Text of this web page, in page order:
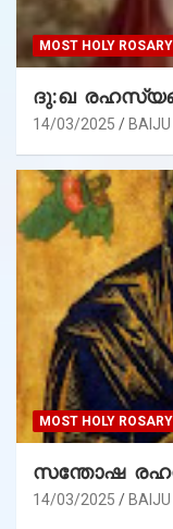
MOST HOLY ROSARY
ദു:ഖ
14/03/2025 BAIJU
MOST HOLY ROSARY
സന്തോഷ
14/03/2025 BAIJU